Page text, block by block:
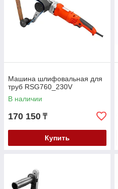
Машина шлифовальная для
труб RSG760_230V
В наличии
170 150 ₸
Купить